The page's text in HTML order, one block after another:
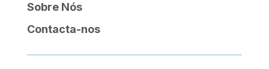
Sobre Nós
Contacta-nos